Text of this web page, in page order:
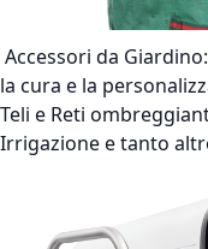
Accessori da Giardino:
la cura e la
Teli e Reti
Irrigazione e tanto